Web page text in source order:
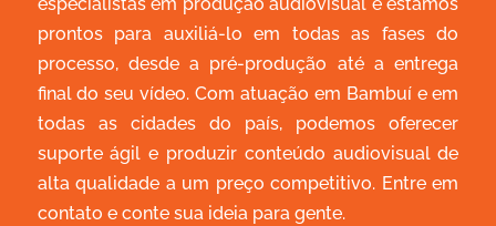
especialistas em produção audiovisual e estamos
prontos para auxiliá-lo em todas as fases do
processo, desde a pré-produção até a entrega
final do seu vídeo. Com atuação em Bambuí e em
todas as cidades do país, podemos oferecer
suporte ágil e produzir conteúdo audiovisual de
alta qualidade a um preço competitivo. Entre em
contato e conte sua ideia para gente.